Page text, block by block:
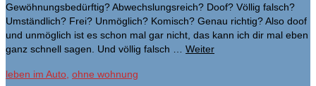
Gewöhnungsbedürftig? Abwechslungsreich? Doof? Völlig falsch?
Umständlich? Frei? Unmöglich? Komisch? Genau richtig? Also doof
und unmöglich ist es schon mal gar nicht, das kann ich dir mal eben
ganz schnell sagen. Und völlig falsch … Weiter
leben im Auto ohne wohnung